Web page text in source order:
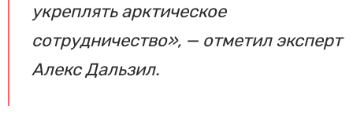
укреплять арктическое
сотрудничество», — отметил эксперт
Алекс Дальзил.